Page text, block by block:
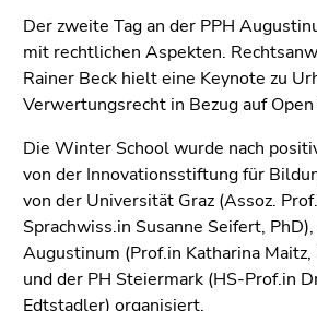
page
settings
(user/language)
(Accesskey
8)
Go
to
search
(Accesskey
9)
Der zweite Tag an der PPH
mit rechtlichen Aspekten.
Rainer Beck hielt eine Keynote zu
Verwertungsrecht in Bezug auf Open
Die Winter School wurde nach
von der Innovationsstiftung für
von der Universität Graz (Assoz.
Sprachwiss.in Susanne Seifert,
Augustinum (Prof.in Katharina
und der PH Steiermark (HS-Prof.in
Edtstadler) organisiert.